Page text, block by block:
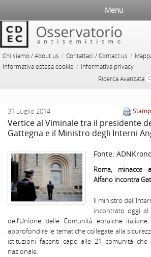
Chi siamo / About us / Contattaci / Contact us /
Informativa estesa cookie / Informativa privacy
Ricerca Avanzata
Menu
31 Luglio 2014
Vertice al Viminale tra il presidente
Gattegna e il Ministro degli Interni
Fonte:
Roma, minacce
Alfano incontra
Il ministro
incontrato oggi
dell’Unione delle Comunità ebraiche
approfondire le tematiche collegate alla
istituzioni facenti capo alle 21 comunità
nazionale.